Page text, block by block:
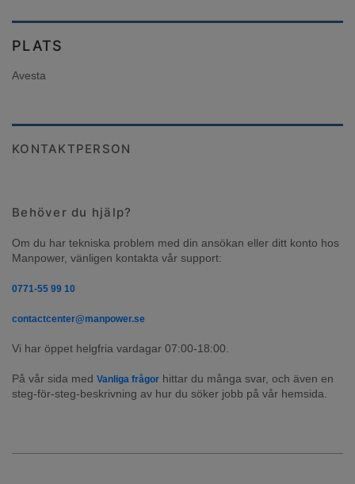
PLATS
Avesta
KONTAKTPERSON
Behöver du hjälp?
Om du har tekniska problem med din ansökan eller ditt konto hos
Manpower, vänligen kontakta vår support:
0771-55 99 10
contactcenter@manpower.se
Vi har öppet helgfria vardagar 07:00-18:00.
På vår sida med Vanliga frågor hittar du många svar, och även en
steg-för-steg-beskrivning av hur du söker jobb på vår hemsida.